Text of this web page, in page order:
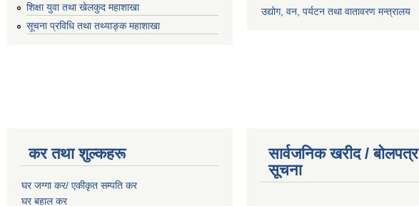
शिक्षा युवा तथा खेलकुद महाशाखा
सूचना प्रविधि तथा तथ्याङ्क महाशाखा
उद्योग, वन, पर्यटन तथा वातावरण मन्त्रालय
कर तथा शुल्कहरू
घर जग्गा कर/ एकीकृत सम्पति कर
घर बहाल कर
सार्वजनिक खरीद / बोलपत्र
सूचना